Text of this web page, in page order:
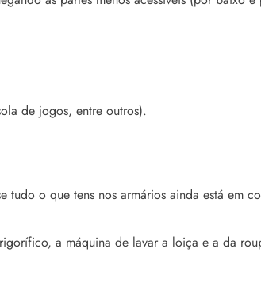
de jogos, entre outros).
o que tens nos armários ainda está em
a máquina de lavar a loiça e a da